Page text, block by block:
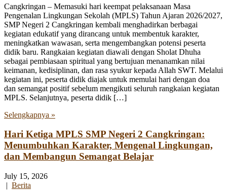
Cangkringan – Memasuki hari keempat pelaksanaan Masa
Pengenalan Lingkungan Sekolah (MPLS) Tahun Ajaran 2026/2027,
SMP Negeri 2 Cangkringan kembali menghadirkan berbagai
kegiatan edukatif yang dirancang untuk membentuk karakter,
meningkatkan wawasan, serta mengembangkan potensi peserta
didik baru. Rangkaian kegiatan diawali dengan Sholat Dhuha
sebagai pembiasaan spiritual yang bertujuan menanamkan nilai
keimanan, kedisiplinan, dan rasa syukur kepada Allah SWT. Melalui
kegiatan ini, peserta didik diajak untuk memulai hari dengan doa
dan semangat positif sebelum mengikuti seluruh rangkaian kegiatan
MPLS. Selanjutnya, peserta didik […]
Selengkapnya »
Hari Ketiga MPLS SMP Negeri 2 Cangkringan:
Menumbuhkan Karakter, Mengenal Lingkungan,
dan Membangun Semangat Belajar
July 15, 2026
| Berita